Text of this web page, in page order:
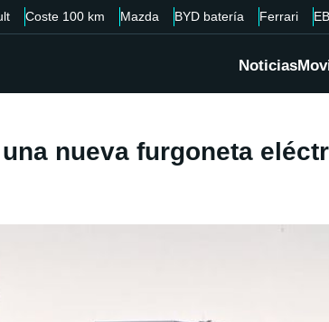
Coste 100 km Mazda BYD batería Ferrari
Noticias
nueva furgoneta